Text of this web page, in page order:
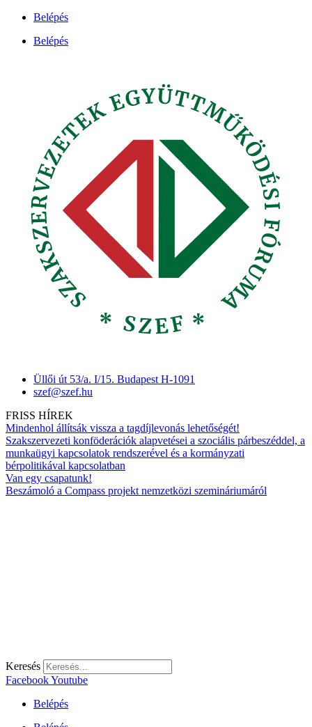
Ugrás
tartalomhoz
Belépés
Belépés
Üllői út 53/a. I/15. Budapest H-1091
szef@szef.hu
FRISS HÍREK
Mindenhol állítsák vissza a tagdíjlevonás lehetőségét!
Szakszervezeti konföderációk alapvetései a szociális párbeszéddel, a
munkaügyi kapcsolatok rendszerével és a kormányzati
bérpolitikával kapcsolatban
Van egy csapatunk!
Beszámoló a Compass projekt nemzetközi szemináriumáról
Keresés
FacebookYoutube
Belépés